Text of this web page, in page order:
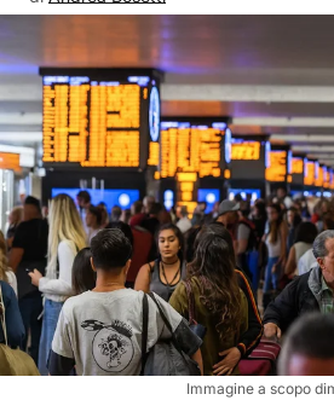
Immagine a scopo